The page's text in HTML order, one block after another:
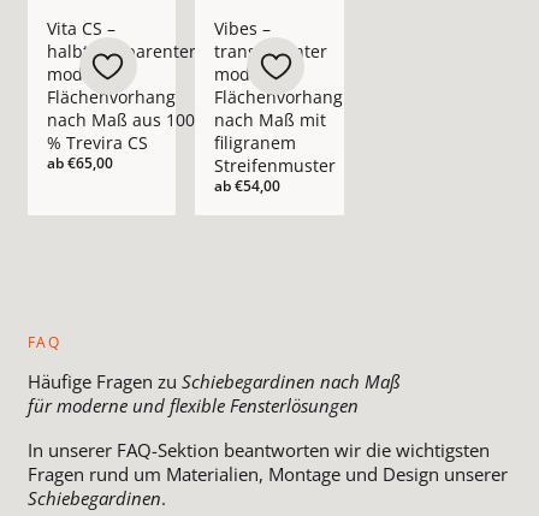
Vita CS –
halbtransparenter
moderner
Flächenvorhang
nach Maß aus 100
% Trevira CS
ab€65,00
Vibes –
transparenter
moderner
Flächenvorhang
nach Maß mit
filigranem
Streifenmuster
ab€54,00
FAQ
Häufige Fragen zu Schiebegardinen nach Maß
für moderne und flexible Fensterlösungen
In unserer FAQ-Sektion beantworten wir die wichtigsten
Fragen rund um Materialien, Montage und Design unserer
Schiebegardinen.